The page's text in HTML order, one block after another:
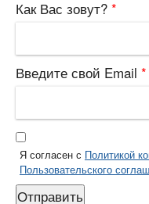
Как Вас зовут? *
Введите свой Email *
Я согласен с Политикой
Пользовательского
Отправить